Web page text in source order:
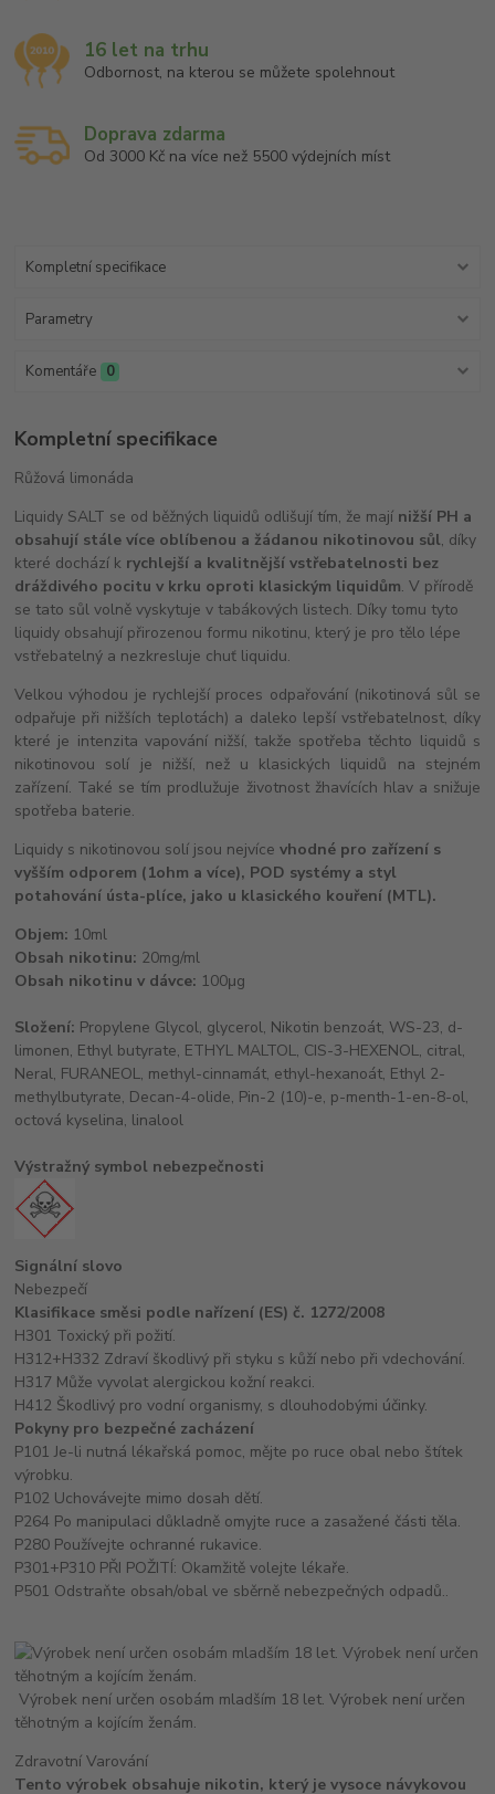
16 let na trhu
Odbornost, na kterou se můžete spolehnout
Doprava zdarma
Od 3000 Kč na více než 5500 výdejních míst
Kompletní specifikace
Parametry
Komentáře 0
Kompletní specifikace
Růžová limonáda
Liquidy SALT se od běžných liquidů odlišují tím, že mají nižší PH a
obsahují stále více oblíbenou a žádanou nikotinovou sůl, díky
které dochází k rychlejší a kvalitnější vstřebatelnosti bez
dráždivého pocitu v krku oproti klasickým liquidům. V přírodě
se tato sůl volně vyskytuje v tabákových listech. Díky tomu tyto
liquidy obsahují přirozenou formu nikotinu, který je pro tělo lépe
vstřebatelný a nezkresluje chuť liquidu.
Velkou výhodou je rychlejší proces odpařování (nikotinová sůl se
odpařuje při nižších teplotách) a daleko lepší vstřebatelnost, díky
které je intenzita vapování nižší, takže spotřeba těchto liquidů s
nikotinovou solí je nižší, než u klasických liquidů na stejném
zařízení. Také se tím prodlužuje životnost žhavících hlav a snižuje
spotřeba baterie.
Liquidy s nikotinovou solí jsou nejvícevhodné pro zařízení s
vyšším odporem (1ohm a více), POD systémy a styl
potahování ústa-plíce, jako u klasického kouření (MTL).
Objem: 10ml
Obsah nikotinu: 20mg/ml
Obsah nikotinu v dávce: 100μg
Složení: Propylene Glycol, glycerol, Nikotin benzoát, WS-23, d-
limonen, Ethyl butyrate, ETHYL MALTOL, CIS-3-HEXENOL, citral,
Neral, FURANEOL, methyl-cinnamát, ethyl-hexanoát, Ethyl 2-
methylbutyrate, Decan-4-olide, Pin-2 (10)-e, p-menth-1-en-8-ol,
octová kyselina, linalool
Výstražný symbol nebezpečnosti
Signální slovo
Nebezpečí
Klasifikace směsi podle nařízení (ES) č. 1272/2008
H301 Toxický při požití.
H312+H332 Zdraví škodlivý při styku s kůží nebo při vdechování.
H317 Může vyvolat alergickou kožní reakci.
H412 Škodlivý pro vodní organismy, s dlouhodobými účinky.
Pokyny pro bezpečné zacházení
P101 Je-li nutná lékařská pomoc, mějte po ruce obal nebo štítek
výrobku.
P102 Uchovávejte mimo dosah dětí.
P264 Po manipulaci důkladně omyjte ruce a zasažené části těla.
P280 Používejte ochranné rukavice.
P301+P310 PŘI POŽITÍ: Okamžitě volejte lékaře.
P501 Odstraňte obsah/obal ve sběrně nebezpečných odpadů..
Výrobek není určen osobám mladším 18 let. Výrobek není určen
těhotným a kojícím ženám.
Zdravotní Varování
Tento výrobek obsahuje nikotin, který je vysoce návykovou